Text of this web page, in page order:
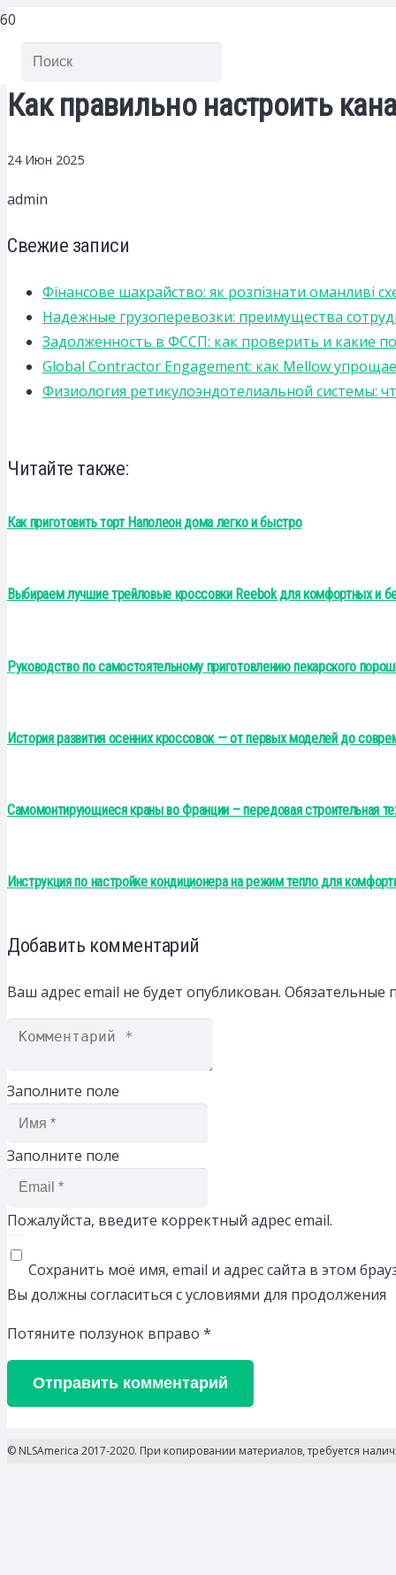
Как правильно настроить
24 Июн 2025
admin
Свежие записи
Фінансове шахрайство: як розпізнати оманливі
Надежные грузоперевозки: преимущества
Задолженность в ФССП: как проверить и какие
Global Contractor Engagement: как Mellow
Физиология ретикулоэндотелиальной системы:
Читайте также:
Как приготовить торт Наполеон дома легко и быстро
Выбираем лучшие трейловые кроссовки Reebok для комфортных и
Руководство по самостоятельному приготовлению пекарского
История развития осенних кроссовок — от первых моделей до
Самомонтирующиеся краны во Франции – передовая строительная
Инструкция по настройке кондиционера на режим тепло для
Добавить комментарий
Ваш адрес email не будет опубликован. Обязательные
Заполните поле
Заполните поле
Пожалуйста, введите корректный адрес email.
Сохранить моё имя, email и адрес сайта в этом
Вы должны согласиться с условиями для продолжения
Потяните ползунок вправо *
Отправить комментарий
© NLSAmerica 2017-2020. При копировании материалов, требуется